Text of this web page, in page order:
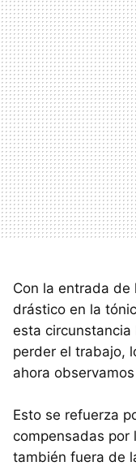
Con la entrada de
drástico en la
esta
perder el trabajo,
ahora
Esto se refuerza
compensadas por
también fuera de